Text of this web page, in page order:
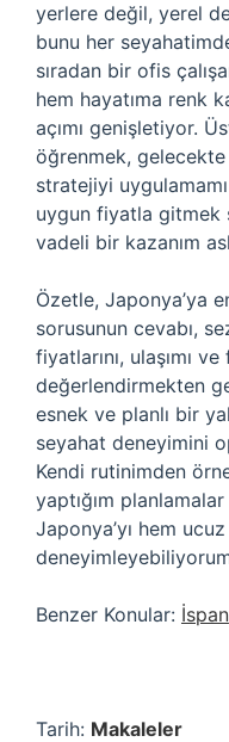
yerlere değil, yerel
bunu her
sıradan bir ofis
hem hayatıma renk
açımı genişletiyor.
öğrenmek, gelecekte
stratejiyi
uygun fiyatla gitmek
vadeli bir kazanım
Özetle, Japonya’ya
sorusunun cevabı,
fiyatlarını, ulaşımı
değerlendirmekten
esnek ve planlı bir
seyahat deneyimini
Kendi rutinimden
yaptığım
Japonya’yı hem
Benzer Konular:
Tarih: Makaleler